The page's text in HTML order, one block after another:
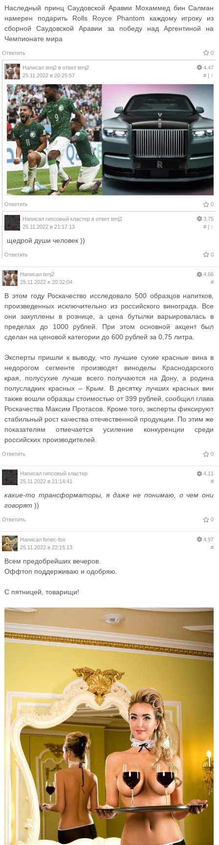
Наследный принц Саудовской Аравии Мохаммед бин Салман
намерен подарить Rolls Royce Phantom каждому игроку из
сборной Саудовской Аравии за победу над Аргентиной на
Чемпионате мира
Ответить 0
Написал tenj2 в ответ tenj2
25.11.2022 в 20:25:57
4.47
#| ↑
Ответить 0
Написал гипсовый кластер в ответ tenj2
25.11.2022 в 21:17:13
3.75
#| ↑
щедрой души человек ))
Ответить 0
Написал tenj2
25.11.2022 в 20:32:04
4.66
#
В этом году Роскачество исследовало 500 образцов напитков,
произведенных исключительно из российского винограда. Все
они закуплены в рознице, а цена бутылки варьировалась в
пределах до 1000 рублей. При этом основной акцент был
сделан на ценовой категории до 600 рублей за 0,75 литра.
Эксперты пришли к выводу, что лучшие сухие красные вина в
недорогом сегменте производят виноделы Краснодарского
края, полусухие лучше всего получаются на Дону, а родина
полусладких красных – Крым. В десятку лучших красных вин
также вошли образцы стоимостью от 399 рублей, сообщил глава
Роскачества Максим Протасов. Кроме того, эксперты фиксируют
стабильный рост качества отечественной продукции. По этим же
показателям отмечается усиление конкуренции среди
российских производителей.
Ответить 0
Написал гипсовый кластер
25.11.2022 в 21:14:41
4.11
#
какие-то трансформаторы, я даже не понимаю, о чем они
говорят ))
Ответить 0
Написал fenec-fox
25.11.2022 в 22:15:13
4.97
#
Всем предобрейших вечеров.
Оффтоп поддерживаю и одобряю.
С пятницей, товарищи!